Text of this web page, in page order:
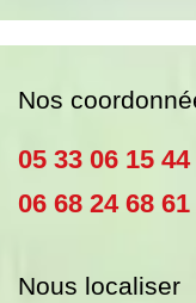
Nos
05 33 06 15 44
06 68 24 68 61
Nous localiser